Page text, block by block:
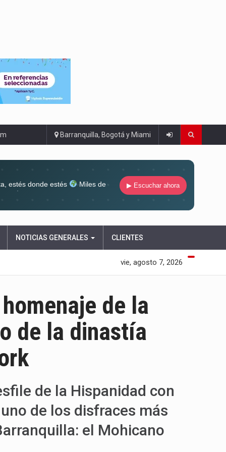
Barranquilla, Bogotá y Miami
estés donde estés
Miles de
▶ Escuchar ahora
NOTICIAS GENERALES CLIENTES
vie, agosto 7, 2026
de la
de la dinastía
de la Hispanidad con
de los disfraces más
el Mohicano